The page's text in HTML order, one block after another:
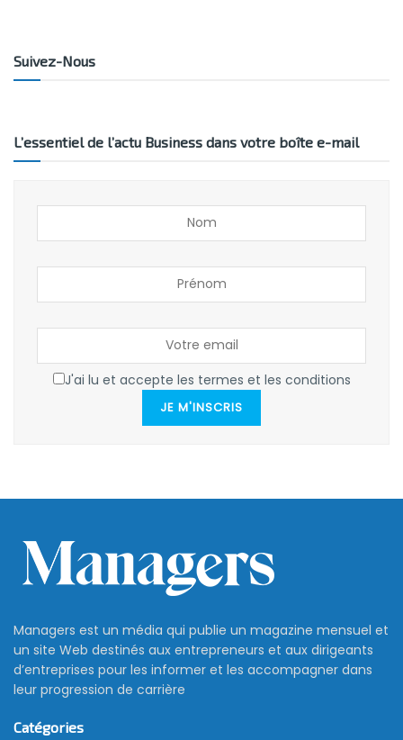
Suivez-Nous
L’essentiel de l’actu Business dans votre boîte e-mail
J'ai lu et accepte les termes et les conditions
JE M'INSCRIS
Managers est un média qui publie un magazine mensuel et
un site Web destinés aux entrepreneurs et aux dirigeants
d’entreprises pour les informer et les accompagner dans
leur progression de carrière
Catégories